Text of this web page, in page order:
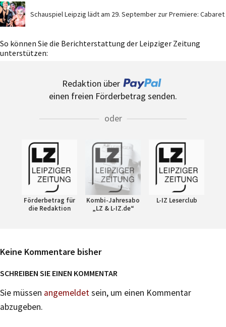
Schauspiel Leipzig lädt am 29. September zur Premiere: Cabaret
So können Sie die Berichterstattung der Leipziger Zeitung
unterstützen:
Redaktion über
einen freien Förderbetrag senden.
oder
Förderbetrag für
die Redaktion
Kombi-Jahresabo
„LZ & L-IZ.de“
L-IZ Leserclub
Keine Kommentare bisher
SCHREIBEN SIE EINEN KOMMENTAR
Sie müssen angemeldetsein, um einen Kommentar
abzugeben.